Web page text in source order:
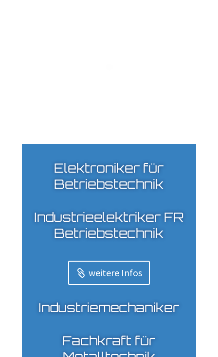
Elektroniker für
Betriebstechnik
Industrieelektriker FR
Betriebstechnik
weitere Infos
Industriemechaniker
Fachkraft für